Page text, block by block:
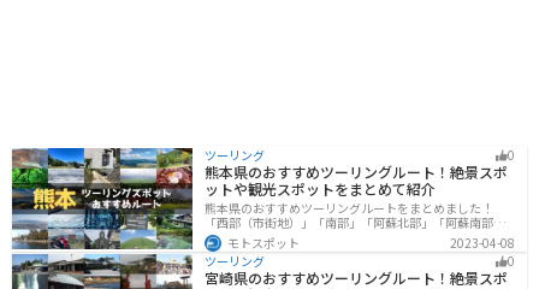
す。 バイクで道の駅 よかわを訪れる際は、山陰海岸ジオ
パークの美しい景色を楽しみながらツーリングすること
ができます。但馬地方は自然豊かな地域なので、都会の
喧騒を離れて、自然の中でゆったりとした時間を過ごす
ことができます。
ツーリング 0
熊本県のおすすめツーリングルート！絶景スポ
ットや観光スポットをまとめて紹介
熊本県のおすすめツーリングルートをまとめました！
「西部（市街地）」「南部」「阿蘇北部」「阿蘇南部」
の4つのルート紹介します。阿蘇山や天草諸島をはじめと
した豊かな自然や、熊本城や水前寺成趣園など歴史ある
観光スポットが多数あり、様々な楽しみ方ができます。
バイクで熊本県にツーリングに行く際は参考にしてくだ
モトスポット
2023-04-08
ツーリング
0
宮崎県のおすすめツーリングルート！絶景スポ